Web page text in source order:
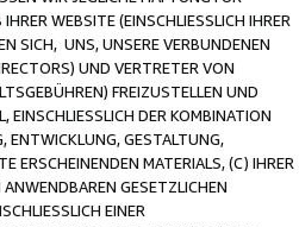
WEBSITE (EINSCHLIESSLICH IHRER
SICH, UNS, UNSERE VERBUNDENEN
UND VERTRETER VON
FREIZUSTELLEN UND
EINSCHLIESSLICH DER KOMBINATION
ENTWICKLUNG, GESTALTUNG,
ERSCHEINENDEN MATERIALS, (C) IHRER
GESETZLICHEN
EINER